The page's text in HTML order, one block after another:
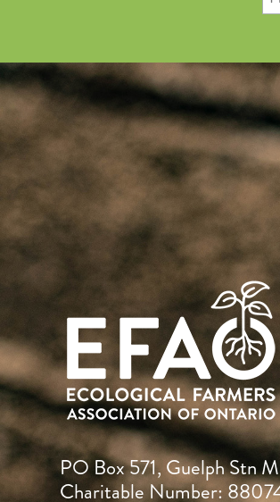
PO Box 571, Guelph Stn
Charitable Number: